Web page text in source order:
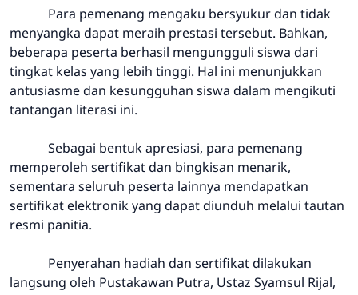
Para pemenang mengaku bersyukur dan tidak
menyangka dapat meraih prestasi tersebut. Bahkan,
beberapa peserta berhasil mengungguli siswa dari
tingkat kelas yang lebih tinggi. Hal ini menunjukkan
antusiasme dan kesungguhan siswa dalam mengikuti
tantangan literasi ini.
Sebagai bentuk apresiasi, para pemenang
memperoleh sertifikat dan bingkisan menarik,
sementara seluruh peserta lainnya mendapatkan
sertifikat elektronik yang dapat diunduh melalui tautan
resmi panitia.
Penyerahan hadiah dan sertifikat dilakukan
langsung oleh Pustakawan Putra, Ustaz Syamsul Rijal,